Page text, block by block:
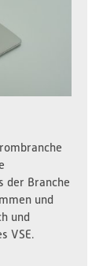
der Branche
und
und
VSE.